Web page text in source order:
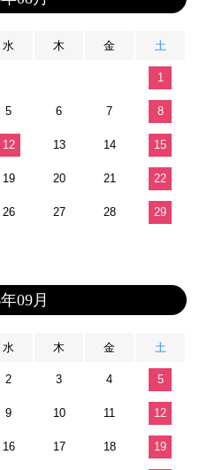
水 木 金 土
1
5 6 7 8
12 13 14 15
19 20 21 22
26 27 28 29
09月
水 木 金 土
2 3 4 5
9 10 11 12
16 17 18 19